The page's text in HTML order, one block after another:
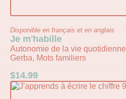
Disponible en français et en anglais
Je m'habille
Autonomie de la vie
Gerba, Mots familiers
$14.99